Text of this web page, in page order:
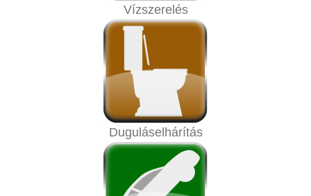
Vízszerelés
Duguláselhárítás